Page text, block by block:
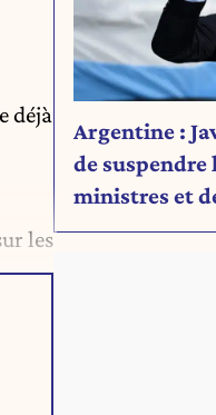
déjà
les
Argentine :
de suspendre
ministres et
déficit